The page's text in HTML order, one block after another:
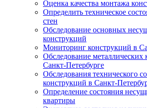
Оценка качества монтажа
Определить техническое
стен
Обследование основных
конструкций
Мониторинг конструкций в
Обследование металлических
Санкт-Петербурге
Обследования технического
конструкций в Санкт-
Определение состояния
квартиры